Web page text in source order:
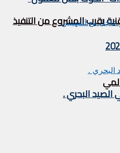
يقرب المشروع من التنفيذ